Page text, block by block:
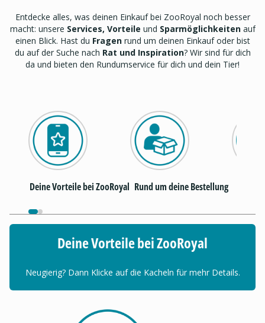
Entdecke alles, was deinen Einkauf bei ZooRoyal noch besser
macht: unsere Services, Vorteile und Sparmöglichkeitenauf
einen Blick. Hast du Fragenrund um deinen Einkauf oder bist
du auf der Suche nach Rat und Inspiration? Wir sind für dich
da und bieten den Rundumservice für dich und dein Tier!
Deine Vorteile bei ZooRoyal Rund um deine Bestellung
Deine Vorteile bei ZooRoyal
Neugierig? Dann Klicke auf die Kacheln für mehr Details.